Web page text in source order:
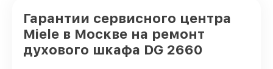
Гарантии сервисного центра
Miele в Москве на ремонт
духового шкафа DG 2660